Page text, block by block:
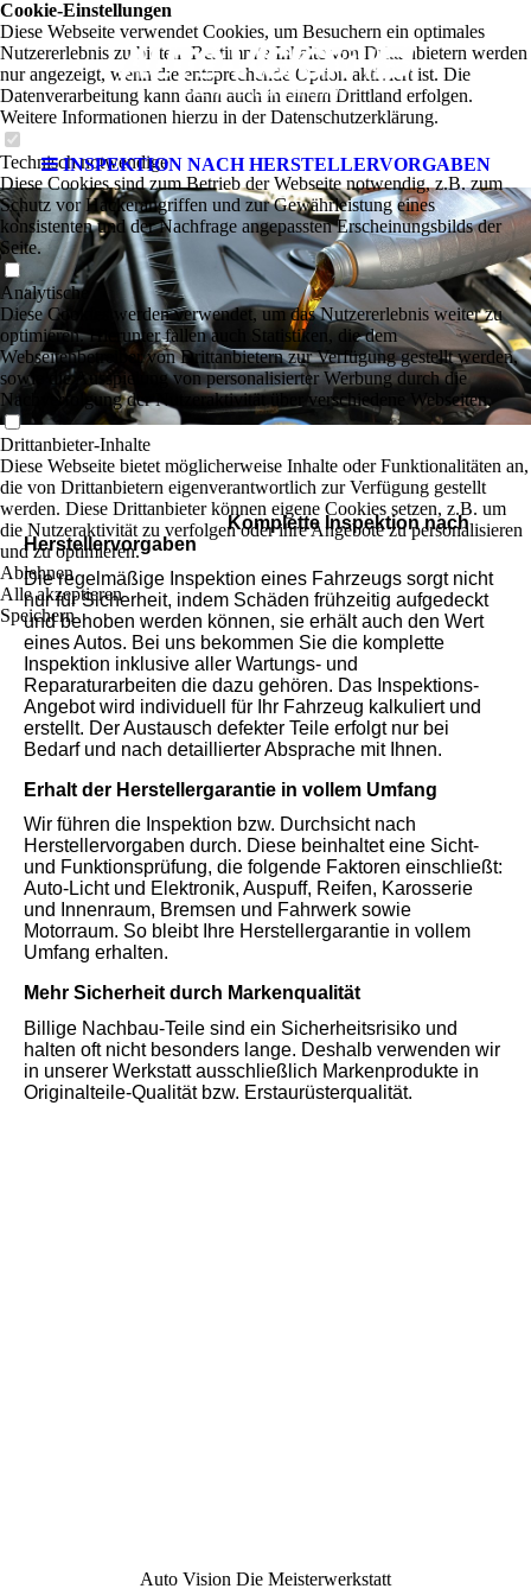
INSPEKTION NACH HERSTELLERVORGABEN
Komplette Inspektion nach
Herstellervorgaben
Die regelmäßige Inspektion eines Fahrzeugs sorgt nicht
nur für Sicherheit, indem Schäden frühzeitig aufgedeckt
und behoben werden können, sie erhält auch den Wert
eines Autos. Bei uns bekommen Sie die komplette
Inspektion inklusive aller Wartungs- und
Reparaturarbeiten die dazu gehören. Das Inspektions-
Angebot wird individuell für Ihr Fahrzeug kalkuliert und
erstellt. Der Austausch defekter Teile erfolgt nur bei
Bedarf und nach detaillierter Absprache mit Ihnen.
Erhalt der Herstellergarantie in vollem Umfang
Wir führen die Inspektion bzw. Durchsicht nach
Herstellervorgaben durch. Diese beinhaltet eine Sicht-
und Funktionsprüfung, die folgende Faktoren einschließt:
Auto-Licht und Elektronik, Auspuff, Reifen, Karosserie
und Innenraum, Bremsen und Fahrwerk sowie
Motorraum. So bleibt Ihre Herstellergarantie in vollem
Umfang erhalten.
Mehr Sicherheit durch Markenqualität
Billige Nachbau-Teile sind ein Sicherheitsrisiko und
halten oft nicht besonders lange. Deshalb verwenden wir
in unserer Werkstatt ausschließlich Markenprodukte in
Originalteile-Qualität bzw. Erstaurüsterqualität.
Auto Vision Die Meisterwerkstatt
Cookie-Einstellungen
Diese Webseite verwendet Cookies, um Besuchern ein optimales
Nutzererlebnis zu bieten. Bestimmte Inhalte von Drittanbietern werden
nur angezeigt, wenn die entsprechende Option aktiviert ist. Die
Datenverarbeitung kann dann auch in einem Drittland erfolgen.
Weitere Informationen hierzu in der Datenschutzerklärung.
Technisch notwendige
Diese Cookies sind zum Betrieb der Webseite notwendig, z.B. zum
Schutz vor Hackerangriffen und zur Gewährleistung eines
konsistenten und der Nachfrage angepassten Erscheinungsbilds der
Seite.
Analytische
Diese Cookies werden verwendet, um das Nutzererlebnis weiter zu
optimieren. Hierunter fallen auch Statistiken, die dem
Webseitenbetreiber von Drittanbietern zur Verfügung gestellt werden,
sowie die Ausspielung von personalisierter Werbung durch die
Nachverfolgung der Nutzeraktivität über verschiedene Webseiten.
Drittanbieter-Inhalte
Diese Webseite bietet möglicherweise Inhalte oder Funktionalitäten an,
die von Drittanbietern eigenverantwortlich zur Verfügung gestellt
werden. Diese Drittanbieter können eigene Cookies setzen, z.B. um
die Nutzeraktivität zu verfolgen oder ihre Angebote zu personalisieren
und zu optimieren.
Ablehnen
Alle akzeptieren
Speichern